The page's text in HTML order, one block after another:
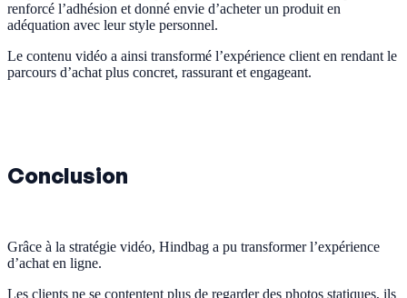
renforcé l’adhésion et donné envie d’acheter un produit en
adéquation avec leur style personnel.
Le contenu vidéo a ainsi transformé l’expérience client en rendant le
parcours d’achat plus concret, rassurant et engageant.
Conclusion
Grâce à la stratégie vidéo, Hindbag a pu transformer l’expérience
d’achat en ligne.
Les clients ne se contentent plus de regarder des photos statiques, ils